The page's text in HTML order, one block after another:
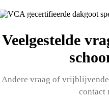
Veelgestelde
Andere vraag of
contact